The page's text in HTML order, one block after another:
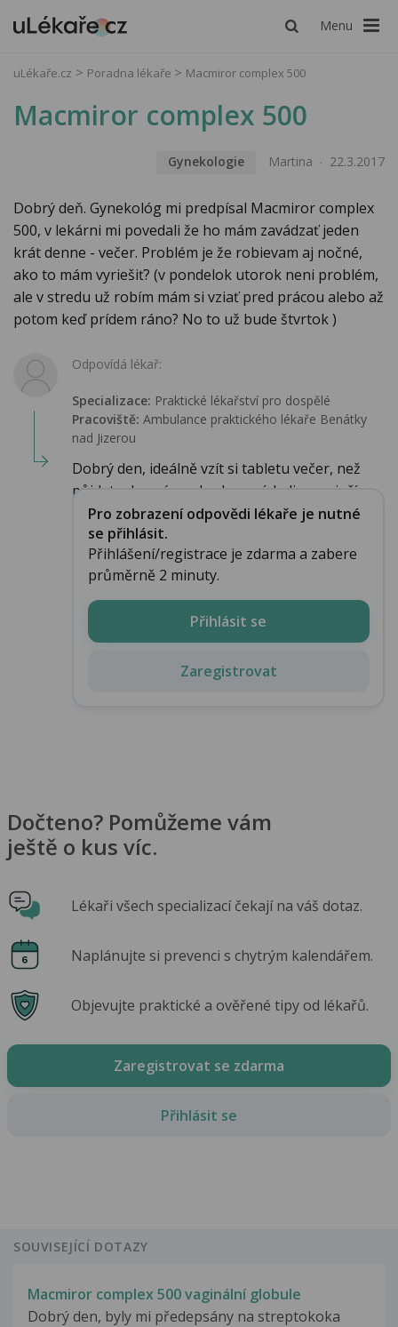
Menu
uLékaře.cz Poradna lékaře Macmiror complex 500
Macmiror complex 500
Gynekologie Martina 22.3.2017
Dobrý deň. Gynekológ mi predpísal Macmiror complex
500, v lekárni mi povedali že ho mám zavádzať jeden
krát denne - večer. Problém je že robievam aj nočné,
ako to mám vyriešiť? (v pondelok utorok neni problém,
ale v stredu už robím mám si vziať pred prácou alebo až
potom keď prídem ráno? No to už bude štvrtok )
Odpovídá lékař:
Specializace: Praktické lékařství pro dospělé
Pracoviště: Ambulance praktického lékaře Benátky
nad Jizerou
Dobrý den, ideálně vzít si tabletu večer, než
půjdete do práce, abychom získali co nejpří...
Pro zobrazení odpovědi lékaře je nutné
se přihlásit.
Přihlášení/registrace je zdarma a zabere
průměrně 2 minuty.
Přihlásit se
Zaregistrovat
Dočteno? Pomůžeme vám
ještě o kus víc.
Lékaři všech specializací čekají na váš dotaz.
Naplánujte si prevenci s chytrým kalendářem.
Objevujte praktické a ověřené tipy od lékařů.
Zaregistrovat se zdarma
Přihlásit se
SOUVISEJÍCÍ DOTAZY
Macmiror complex 500 vaginální globule
Dobrý den, byly mi předepsány na streptokoka